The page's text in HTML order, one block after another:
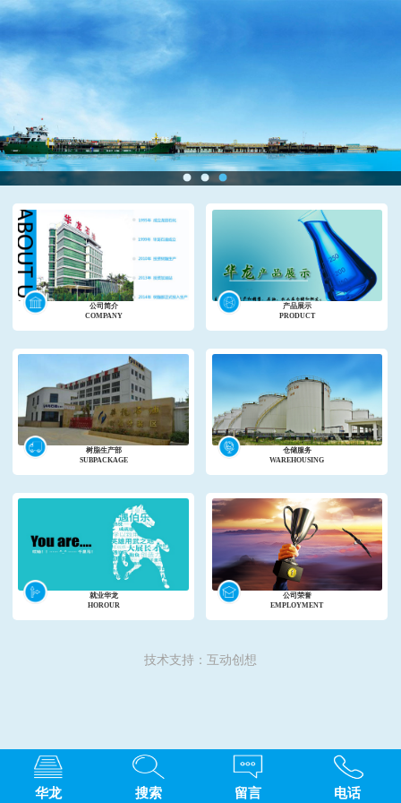
公司简介
COMPANY
产品展示
PRODUCT
树脂生产部
SUBPACKAGE
仓储服务
WAREHOUSING
就业华龙
HOROUR
公司荣誉
EMPLOYMENT
技术支持：互动创想
华龙 搜索 留言 电话